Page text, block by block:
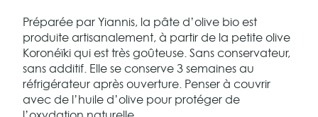
Préparée par Yiannis, la pâte d’olive bio est
produite artisanalement, à partir de la petite olive
Koronéïki qui est très goûteuse. Sans conservateur,
sans additif. Elle se conserve 3 semaines au
réfrigérateur après ouverture. Penser à couvrir
avec de l’huile d’olive pour protéger de